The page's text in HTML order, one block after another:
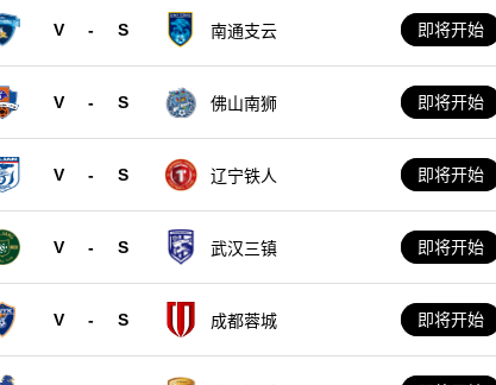
V - S 南通支云 即将开始
V - S 佛山南狮 即将开始
V - S 辽宁铁人 即将开始
V - S 武汉三镇 即将开始
V - S 成都蓉城 即将开始